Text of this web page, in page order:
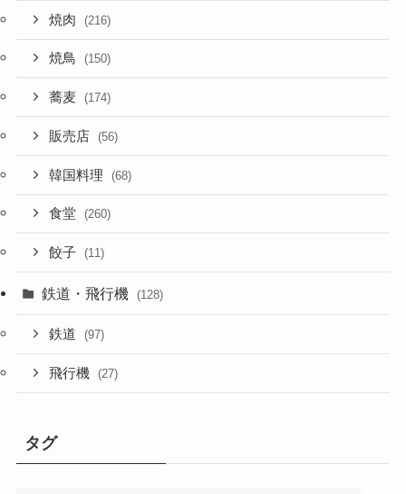
焼肉 (216)
焼鳥 (150)
蕎麦 (174)
販売店 (56)
韓国料理 (68)
食堂 (260)
餃子 (11)
鉄道・飛行機 (128)
鉄道 (97)
飛行機 (27)
タグ